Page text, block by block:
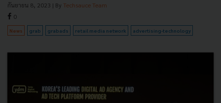
กันยายน 8, 2023 | By Techsauce Team
0
News grab grabads retail media network advertising-technology